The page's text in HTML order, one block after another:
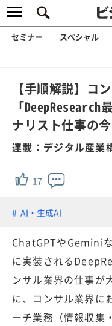
セミナー スペシャル
【手順解説】コ
「
ナリスト仕事の
連載：デジタル産業
17
AI・生成AI
ChatGPTやGemini
に実装される
ンサル業界の仕事が
に、コンサル業界に
ーチ業務（情報収集